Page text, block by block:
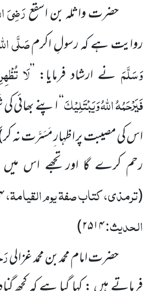
حضرت واثلہ بن اسقعرَضِیَ
روایت ہے کہ رسولِ اکرمصَلَّی
وَسَلَّمَ نے ارشاد فرمایا: ’’لَا
فَیَرْحَمُہُ اللہُ وَیَبْتَلِیْکَ‘‘ اپنے بھائی
اس کی مصیبت پر اظہار ِمَسَرَّت نہ
رحم کرے گا اور تجھے اس میں
(ترمذی، کتاب صفۃ یوم القیامۃ،
الحدیث:۲۵۱۴)
حضرت امام محمدبن محمد غزالی